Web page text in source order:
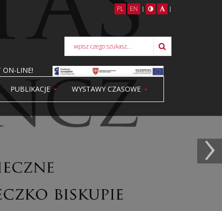
PL EN | |
ON-LINE!
PUBLIKACJE WYSTAWY CZASOWE
›